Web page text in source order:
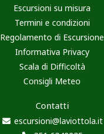
Escursioni su misura
Termini e condizioni
Regolamento di Escursione
Informativa Privacy
Scala di Difficoltà
Consigli Meteo
Contatti
escursioni@laviottola.it